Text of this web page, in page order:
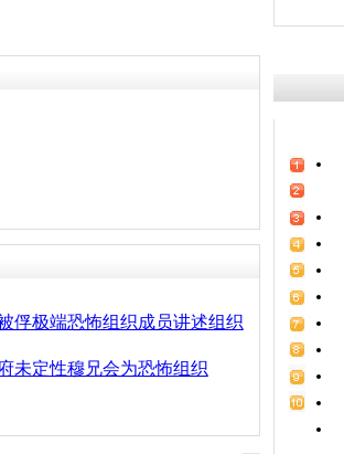
俘极端恐怖组织成员讲述组织
未定性穆兄会为恐怖组织